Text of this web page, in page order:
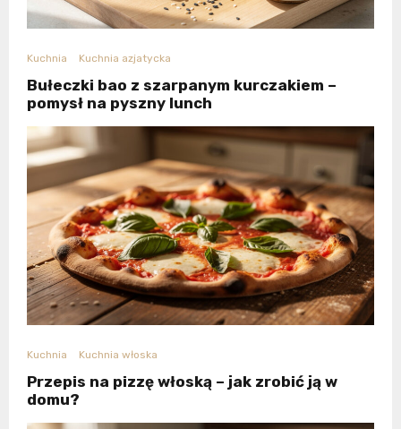
Kuchnia Kuchnia azjatycka
Bułeczki bao z szarpanym kurczakiem –
pomysł na pyszny lunch
Kuchnia Kuchnia włoska
Przepis na pizzę włoską – jak zrobić ją w
domu?